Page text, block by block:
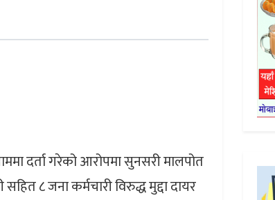
दर्ता गरेको आरोपमा सुनसरी मालपोत
८ जना कर्मचारी विरुद्ध मुद्दा दायर